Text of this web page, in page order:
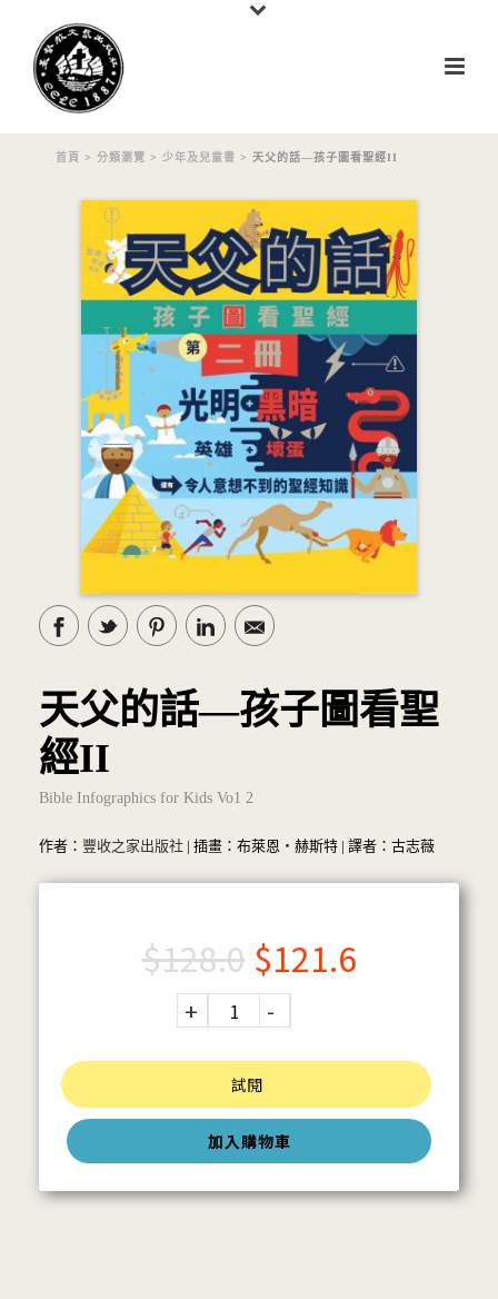
首頁 > 分類瀏覽 > 少年及兒童書 > 天父的話—孩子圖看聖經II
天父的話—孩子圖看聖
經II
Bible Infographics for Kids Vo1 2
作者： 豐收之家出版社 | 插畫：布萊恩‧赫斯特 | 譯者：古志薇
加入購物車
試閱
$128.0 $121.6